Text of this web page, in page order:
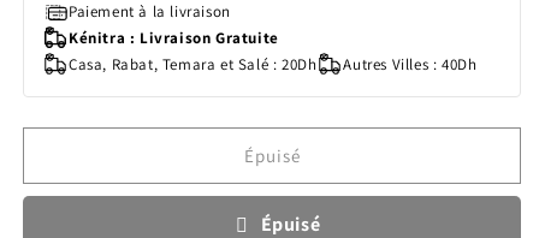
de
Tidoo
Couche
piscine
15
de
Tidoo
Couche
piscine
écologique
15
Paiement à la livraison
Kénitra : Livraison Gratuite
Casa, Rabat, Temara et Salé : 20Dh
Autres Villes : 40Dh
Épuisé
Épuisé